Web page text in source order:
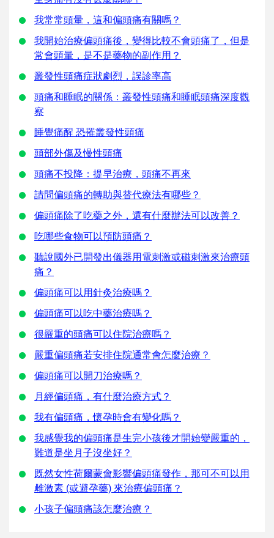
我常常頭暈，這和偏頭痛有關嗎？
我開始治療偏頭痛後，變得比較不會頭痛了，但是
常會頭暈，是不是藥物的副作用？
叢發性頭痛症狀劇烈，誤診率高
頭痛和睡眠的關係：叢發性頭痛和睡眠頭痛深度觀
察
睡覺痛醒 恐罹叢發性頭痛
頭部外傷及慢性頭痛
頭痛不投降：提早治療，頭痛不再來
請問偏頭痛的轉助與替代療法有哪些？
偏頭痛除了吃藥之外，還有什麼辦法可以改善？
吃哪些食物可以預防頭痛？
聽說國外已開發出儀器用電刺激或磁刺激來治療頭
痛？
偏頭痛可以用針灸治療嗎？
偏頭痛可以吃中藥治療嗎？
很嚴重的頭痛可以住院治療嗎？
嚴重偏頭痛若安排住院通常會怎麼治療？
偏頭痛可以開刀治療嗎？
月經偏頭痛，有什麼治療方式？
我有偏頭痛，懷孕時會有變化嗎？
我感覺我的偏頭痛是生完小孩後才開始變嚴重的，
難道是坐月子沒坐好？
既然女性荷爾蒙會影響偏頭痛發作，那可不可以用
雌激素 (或避孕藥) 來治療偏頭痛？
小孩子偏頭痛該怎麼治療？